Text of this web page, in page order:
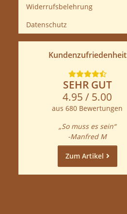
Widerrufsbelehrung
Datenschutz
Kundenzufriedenheit
SEHR GUT
4.95 / 5.00
aus 680 Bewertungen
„So muss es sein“
-Manfred M
Zum Artikel